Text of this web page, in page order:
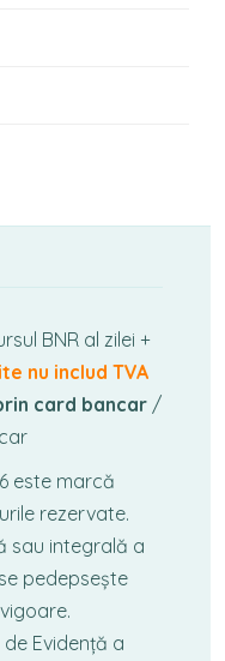
BNR al zilei +
nu includ TVA
card bancar /
este marcă
rezervate.
sau integrală a
pedepsește
Evidență a